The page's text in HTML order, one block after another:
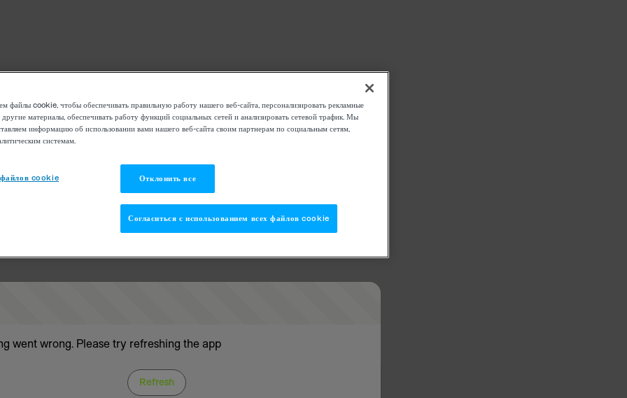
went wrong. Please try refreshing the app
Refresh
файлы cookie, чтобы обеспечивать правильную работу нашего веб-сайта, персонализировать рекламные
другие материалы, обеспечивать работу функций социальных сетей и анализировать сетевой трафик. Мы
информацию об использовании вами нашего веб-сайта своим партнерам по социальным сетям,
системам.
cookie Отклонить все
Согласиться с использованием всех файлов cookie